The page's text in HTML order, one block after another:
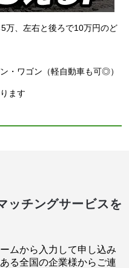
万、左右と後ろで10万円のど
・ワゴン（軽自動車も可◎）
ます
ッチングサービスを
ムから入力して申し込み
る全国の企業様からご連